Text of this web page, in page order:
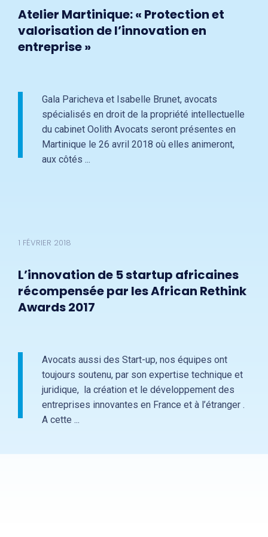
Atelier Martinique: « Protection et
valorisation de l’innovation en
entreprise »
Gala Paricheva et Isabelle Brunet, avocats
spécialisés en droit de la propriété intellectuelle
du cabinet Oolith Avocats seront présentes en
Martinique le 26 avril 2018 où elles animeront,
aux côtés ...
L’innovation de 5 startup africaines
récompensée par les African Rethink
Awards 2017
1 FÉVRIER 2018
Avocats aussi des Start-up, nos équipes ont
toujours soutenu, par son expertise technique et
juridique, la création et le développement des
entreprises innovantes en France et à l’étranger .
A cette ...